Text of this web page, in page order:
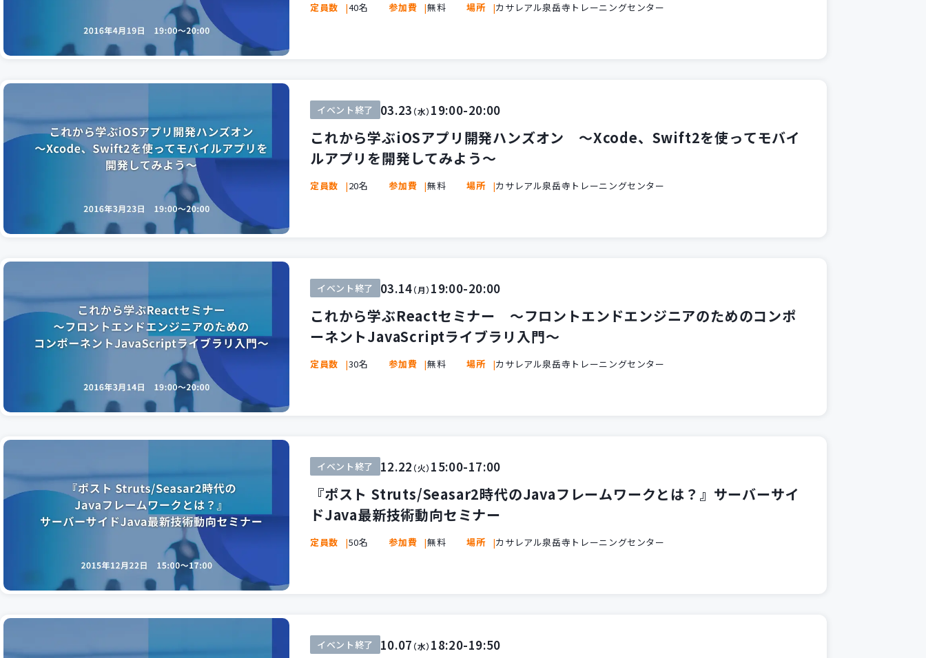
定員数 40名 参加費 無料 場所 カサレアル泉岳寺トレーニングセンター
イベント終了 03.23 （水） 19:00-20:00
これから学ぶiOSアプリ開発ハンズオン ～Xcode、Swift2を使ってモバイ
ルアプリを開発してみよう～
定員数 20名 参加費 無料 場所 カサレアル泉岳寺トレーニングセンター
イベント終了 03.14（月） 19:00-20:00
これから学ぶReactセミナー ～フロントエンドエンジニアのためのコンポ
ーネントJavaScriptライブラリ入門～
定員数 30名 参加費 無料 場所 カサレアル泉岳寺トレーニングセンター
イベント終了 12.22 （火） 15:00-17:00
『ポスト Struts/Seasar2時代のJavaフレームワークとは？』サーバーサイ
ドJava最新技術動向セミナー
定員数 50名 参加費 無料 場所 カサレアル泉岳寺トレーニングセンター
イベント終了 10.07 （水） 18:20-19:50